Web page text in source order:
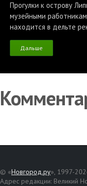
Прогулки к острову
музейными
находится в дельте
Дальше
© «Новгород.ру», 1997-
Адрес редакции: Великий